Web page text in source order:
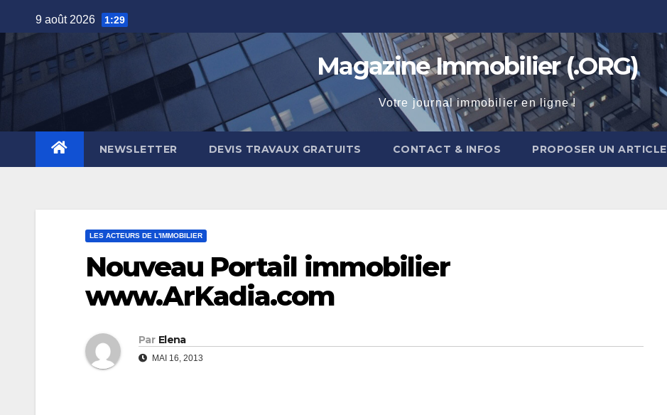
to
9 août 2026 1:29
Magazine Immobilier (.ORG)
Votre journal immobilier en ligne !
NEWSLETTER DEVIS TRAVAUX GRATUITS CONTACT & INFOS PROPOSER UN ARTICLE
LES ACTEURS DE L'IMMOBILIER
Nouveau Portail immobilier
www.ArKadia.com
Par Elena
MAI 16, 2013